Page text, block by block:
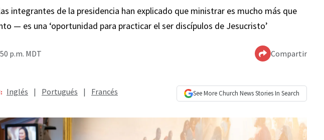
integrantes de la presidencia han explicado que ministrar es mucho más que
— es una ‘oportunidad para practicar el ser discípulos de Jesucristo’
p.m. MDT Compartir
Inglés | Portugués | Francés See More Church NewsStories In Search